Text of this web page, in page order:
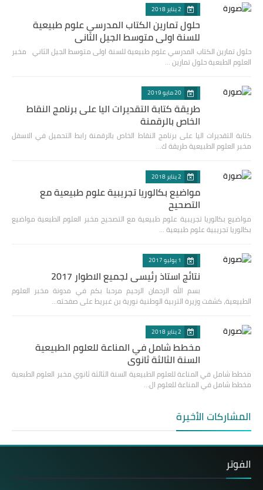
2 يناير 2018
حلول تمارين الكتاب المدرسي علوم طبيعية
للسنة اولى متوسط الجيل الثاني
حلول تمارين الكتاب المدرسي علوم طبيعية للسنة اولى متوسط الجيل الثاني مخبر
العلوم الطبعية حلول تمارين …
20 مايو 2019
طريقة كتابة التقديرات اليا على برنامج النقاط
الخاص بالرقمنة
كتابة التقديرات اليا على برنامج النقاط الخاص بالرقمنة رابط التحميل في الاسفل
مخبر العلوم الطبيعية طريقة ك…
2 يناير 2018
مواضيع بكالوريا تجريبية علوم طبيعية مع
التصحيح
مواضيع بكالوريا تجريبية علوم طبيعية مع التصحيح مخبر العلوم الطبعية مواضيع
بكالوريا تجريبية علوم طبيعية …
1 يوليو 2017
نتائج استاذ رئيسي لجميع الاطوار 2017
بسم الله الرحمان الرحيم مرحبا بكم في مدونة مخبر العلوم
الطبيعية، كشفت وزيرة التربية الوطنية نورية بن غبريط على صفحته…
2 يناير 2018
مخطط شامل في المناعة للعلوم الطبيعية
السنة الثالثة ثانوي
مخطط شامل في المناعة للعلوم الطبيعية السنة الثالثة ثانوي مخبر العلوم الطبعية
مخطط شامل في المناعة للعلوم ال…
المشاركات الأخيرة
الفوتر